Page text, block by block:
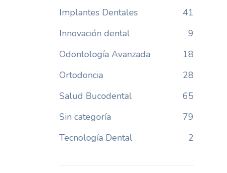
Implantes Dentales
41
Innovación dental
9
Odontología Avanzada
18
Ortodoncia
28
Salud Bucodental
65
Sin categoría
79
Tecnología Dental
2